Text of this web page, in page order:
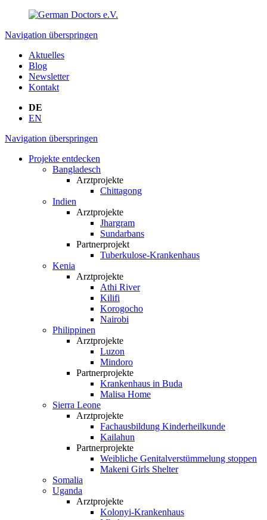
Navigation überspringen
Aktuelles
Blog
Newsletter
Kontakt
DE
EN
Navigation überspringen
Projekte entdecken
Bangladesch
Arztprojekte
Chittagong
Indien
Arztprojekte
Jhargram
Sundarbans
Partnerprojekt
Tuberkulose-Krankenhaus
Kenia
Arztprojekte
Athi River
Kilifi
Korogocho
Nairobi
Philippinen
Arztprojekte
Luzon
Mindoro
Partnerprojekte
Krankenhaus in Buda
Malisa Home
Sierra Leone
Arztprojekte
Fachausbildung Kinderheilkunde
Kailahun
Partnerprojekte
Weibliche Genital­verstümmelung stoppen
Makeni Girls Shelter
Somalia
Uganda
Arztprojekte
Kolonyi-Krankenhaus